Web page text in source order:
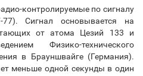
контролируемые по сигналу
77). Сигнал основывается на
от атома Цезий 133 и
Физико-технического
в Брауншвайге (Германия).
меньше одной секунды в один